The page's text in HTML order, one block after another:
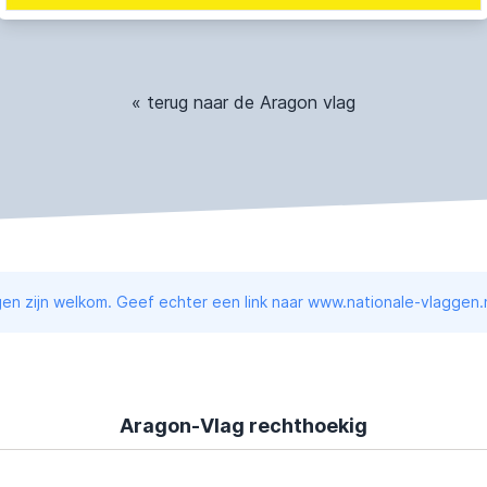
« terug naar de Aragon vlag
zijn welkom. Geef echter een link naar www.nationale-
Aragon-Vlag rechthoekig